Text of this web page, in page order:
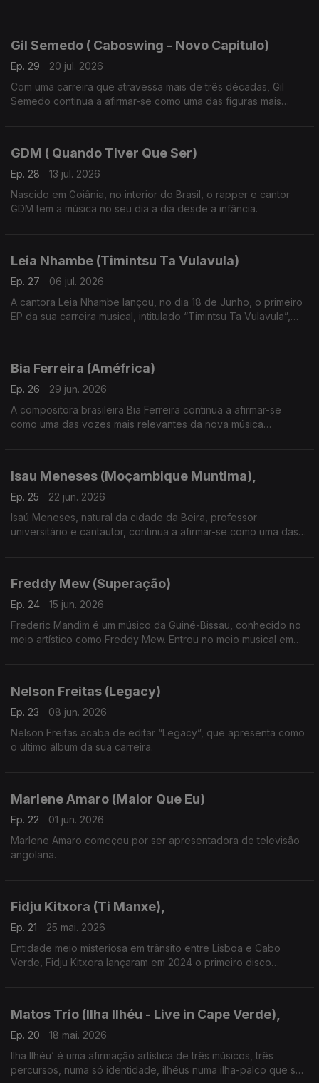
Gil Semedo ( Caboswing - Novo Capitulo)
Ep. 29
20 jul. 2026
Com uma carreira que atravessa mais de três décadas, Gil
Semedo continua a afirmar-se como uma das figuras mais
GDM ( Quando Tiver Que Ser)
Ep. 28
13 jul. 2026
Nascido em Goiânia, no interior do Brasil, o rapper e cantor
GDM tem a música no seu dia a dia desde a infância.
Leia Nhambe (Timintsu Ta Vulavula)
Ep. 27
06 jul. 2026
A cantora Leia Nhambe lançou, no dia 18 de Junho, o primeiro
EP da sua carreira musical, intitulado “Timintsu Ta Vulavula”,
Bia Ferreira (Améfrica)
Ep. 26
29 jun. 2026
A compositora brasileira Bia Ferreira continua a afirmar-se
como uma das vozes mais relevantes da nova música
Isau Meneses (Moçambique Muntima),
Ep. 25
22 jun. 2026
Isaú Meneses, natural da cidade da Beira, professor
universitário e cantautor, continua a afirmar-se como uma das
Freddy Mew (Superação)
Ep. 24
15 jun. 2026
Frederic Mandim é um músico da Guiné-Bissau, conhecido no
meio artístico como Freddy Mew. Entrou no meio musical em
Nelson Freitas (Legacy)
Ep. 23
08 jun. 2026
Nelson Freitas acaba de editar “Legacy”, que apresenta como
o último álbum da sua carreira.
Marlene Amaro (Maior Que Eu)
Ep. 22
01 jun. 2026
Marlene Amaro começou por ser apresentadora de televisão
angolana.
Fidju Kitxora (Ti Manxe),
Ep. 21
25 mai. 2026
Entidade meio misteriosa em trânsito entre Lisboa e Cabo
Verde, Fidju Kitxora lançaram em 2024 o primeiro disco
Matos Trio (Ilha Ilhéu - Live in Cape Verde),
Ep. 20
18 mai. 2026
Ilha Ilhéu’ é uma afirmação artística de três músicos, três
percursos, numa só identidade, ilhéus numa ilha-palco que se